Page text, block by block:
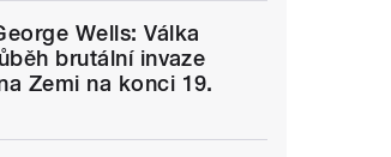
Wells: Válka
brutální invaze
Zemi na konci 19.